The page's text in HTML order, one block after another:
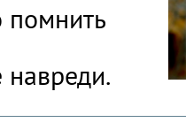
навреди.